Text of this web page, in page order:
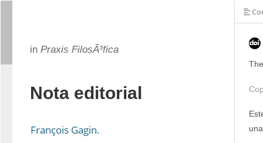
in Praxis FilosÃ³fica
Nota editorial
François Gagin.